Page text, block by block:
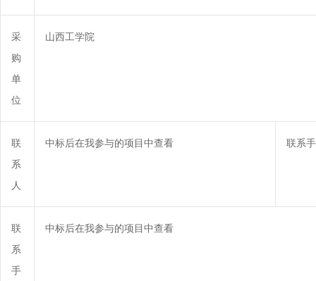
采
购
单
位
山西工学院
联
系
人
中标后在我参与的项目中查看 联系
联
系
手
中标后在我参与的项目中查看